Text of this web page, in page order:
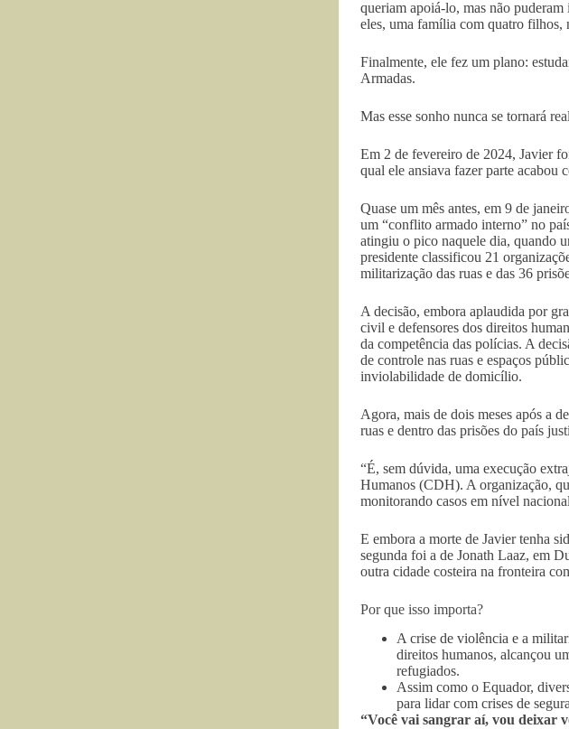
queriam apoiá-lo, mas não
eles, uma família com quatro filhos,
Finalmente, ele fez um plano:
Armadas.
Mas esse sonho nunca se tornará
Em 2 de fevereiro de 2024, Javier
qual ele ansiava fazer parte acabou
Quase um mês antes, em 9 de
um “conflito armado interno” no
atingiu o pico naquele dia, quando
presidente classificou 21
militarização das ruas e das 36
A decisão, embora aplaudida por
civil e defensores dos direitos
da competência das polícias. A
de controle nas ruas e espaços
inviolabilidade de domicílio.
Agora, mais de dois meses após a
ruas e dentro das prisões do país
“É, sem dúvida, uma execução
Humanos (CDH). A organização,
monitorando casos em nível
E embora a morte de Javier tenha
segunda foi a de Jonath Laaz, em
outra cidade costeira na fronteira
Por que isso importa?
A crise de violência e a
direitos humanos, alcançou
refugiados.
Assim como o Equador,
para lidar com crises de
“Você vai sangrar aí, vou deixar